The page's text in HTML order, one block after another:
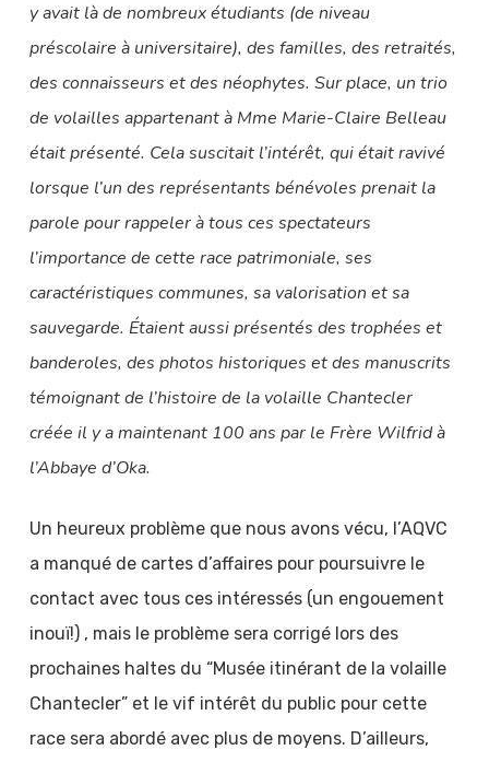
y avait là de nombreux étudiants (de niveau
préscolaire à universitaire), des familles, des retraités,
des connaisseurs et des néophytes. Sur place, un trio
de volailles appartenant à Mme Marie-Claire Belleau
était présenté. Cela suscitait l’intérêt, qui était ravivé
lorsque l’un des représentants bénévoles prenait la
parole pour rappeler à tous ces spectateurs
l’importance de cette race patrimoniale, ses
caractéristiques communes, sa valorisation et sa
sauvegarde. Étaient aussi présentés des trophées et
banderoles, des photos historiques et des manuscrits
témoignant de l’histoire de la volaille Chantecler
créée il y a maintenant 100 ans par le Frère Wilfrid à
l’Abbaye d’Oka.
Un heureux problème que nous avons vécu, l’AQVC
a manqué de cartes d’affaires pour poursuivre le
contact avec tous ces intéressés (un engouement
inouï!) , mais le problème sera corrigé lors des
prochaines haltes du “Musée itinérant de la volaille
Chantecler” et le vif intérêt du public pour cette
race sera abordé avec plus de moyens. D’ailleurs,